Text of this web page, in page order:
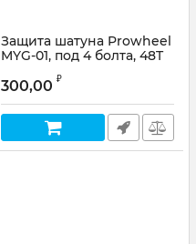
Защита шатуна Prowheel
MYG-01, под 4 болта, 48T
200015
300,00 ₽